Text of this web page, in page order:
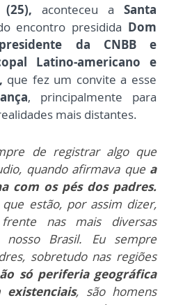
(25), aconteceu a Santa
encontro presidida Dom
da CNBB e
Latino-americano e
, que fez um convite a esse
, principalmente para
mais distantes.
de registrar algo que
quando afirmava que a
com os pés dos padres.
estão, por assim dizer,
nas mais diversas
nosso Brasil. Eu sempre
sobretudo nas regiões
só periferia geográfica
, são homens